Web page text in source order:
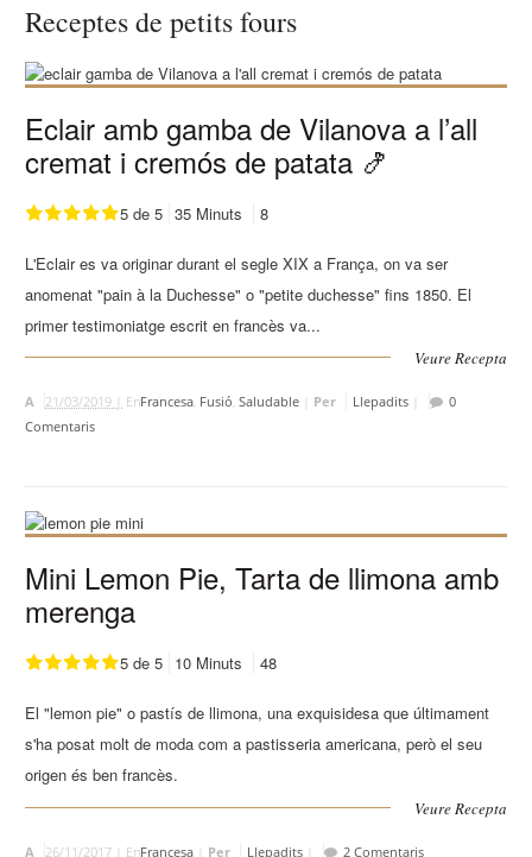
Receptes de petits fours
Eclair amb gamba de Vilanova a l’all
cremat i cremós de patata 🍤
5 de 5 35 Minuts 8
L'Eclair es va originar durant el segle XIX a França, on va ser
anomenat "pain à la Duchesse" o "petite duchesse" fins 1850. El
primer testimoniatge escrit en francès va...
Veure Recepta
A 21/03/2019 | EnFrancesa, Fusió,Saludable Per Llepadits
0
Comentaris
Mini Lemon Pie, Tarta de llimona amb
merenga
5 de 5 10 Minuts 48
El "lemon pie" o pastís de llimona, una exquisidesa que últimament
s'ha posat molt de moda com a pastisseria americana, però el seu
origen és ben francès.
Veure Recepta
A 26/11/2017 | EnFrancesa Per Llepadits 2 Comentaris